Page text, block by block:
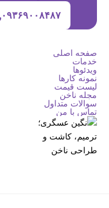
۰۹۳۶۹۰۰۸۴۸۷
صفحه اصلی
خدمات
ویدئوها
نمونه کارها
لیست قیمت
مجله ناخن
سوالات متداول
تماس با من